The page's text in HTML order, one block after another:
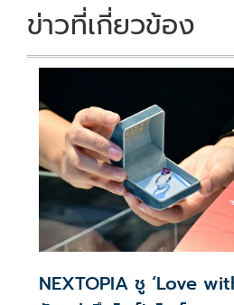
ข่าวที่เกี่ยวข้อง
NEXTOPIA ชู ‘Love